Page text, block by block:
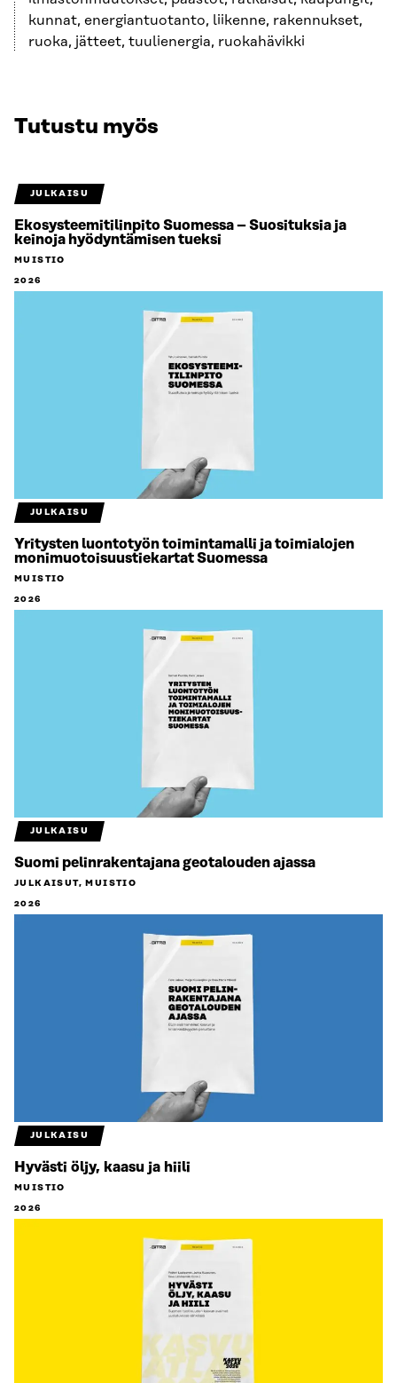
kunnat, energiantuotanto, liikenne, rakennukset,
ruoka, jätteet, tuulienergia, ruokahävikki
Tutustu myös
JULKAISU
Ekosysteemitilinpito Suomessa – Suosituksia ja
keinoja hyödyntämisen tueksi
MUISTIO
2026
JULKAISU
Yritysten luontotyön toimintamalli ja toimialojen
monimuotoisuustiekartat Suomessa
MUISTIO
2026
JULKAISU
Suomi pelinrakentajana geotalouden ajassa
JULKAISUT, MUISTIO
2026
JULKAISU
Hyvästi öljy, kaasu ja hiili
MUISTIO
2026